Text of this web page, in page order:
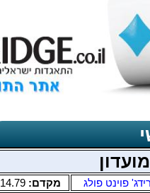
פוינט פולג מקדם:14.79